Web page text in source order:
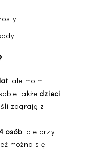
, ale moim
także dzieci
zagrają z
osób, ale przy
można się